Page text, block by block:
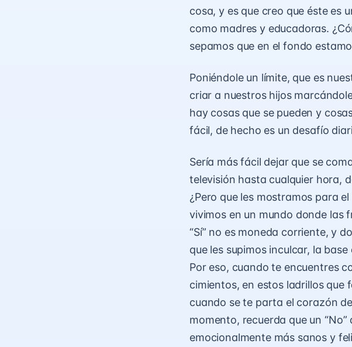
cosa, y es que creo que éste es
como madres y educadoras.
sepamos que en el fondo
Poniéndole un límite, que es
criar a nuestros hijos
hay cosas que se pueden y
fácil, de hecho es un desafío
Sería más fácil dejar que se
televisión hasta cualquier hora,
¿Pero que les mostramos para
vivimos en un mundo donde las
“Sí” no es moneda corriente, y
que les supimos inculcar, la
Por eso, cuando te encuentres
cimientos, en estos ladrillos
cuando se te parta el corazón
momento, recuerda que un
emocionalmente más sanos y